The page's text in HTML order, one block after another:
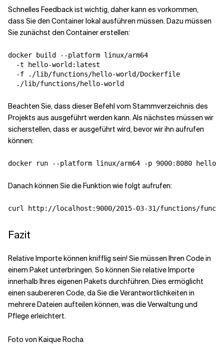
Schnelles Feedback ist wichtig, daher kann es vorkommen,
dass Sie den Container lokal ausführen müssen. Dazu müssen
Sie zunächst den Container erstellen:
docker build --platform linux/arm64
  -t hello-world:latest
  -f ./lib/functions/hello-world/Dockerfile
Beachten Sie, dass dieser Befehl vom Stammverzeichnis des
Projekts aus ausgeführt werden kann. Als nächstes müssen wir
sicherstellen, dass er ausgeführt wird, bevor wir ihn aufrufen
können:
Danach können Sie die Funktion wie folgt aufrufen:
Fazit
Relative Importe können knifflig sein! Sie müssen Ihren Code in
einem Paket unterbringen. So können Sie relative Importe
innerhalb Ihres eigenen Pakets durchführen. Dies ermöglicht
einen saubereren Code, da Sie die Verantwortlichkeiten in
mehrere Dateien aufteilen können, was die Verwaltung und
Pflege erleichtert.
Foto von Kaique Rocha